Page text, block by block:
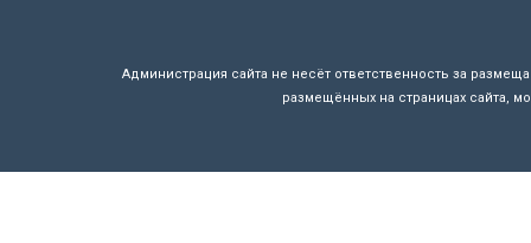
Администрация сайта не несёт ответственность за
размещённых на страницах сайта,